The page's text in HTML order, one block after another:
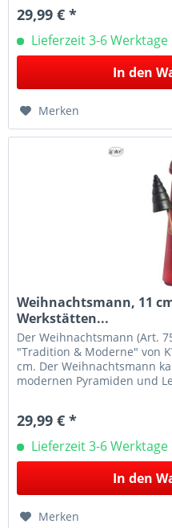
29,99 € *
Lieferzeit 3-6 Werktage
In den
Merken
Weihnachtsmann, 11
Werkstätten...
Der Weihnachtsmann (Art.
"Tradition & Moderne" von
cm. Der Weihnachtsmann
modernen Pyramiden und
29,99 € *
Lieferzeit 3-6 Werktage
In den
Merken